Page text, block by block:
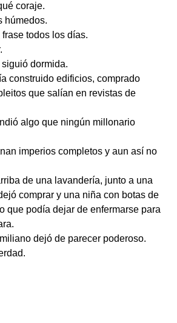
coraje.
húmedos.
todos los días.
dormida.
construido edificios, comprado
que salían en revistas de
algo que ningún millonario
imperios completos y aun así no
de una lavandería, junto a una
comprar y una niña con botas de
que podía dejar de enfermarse para
dejó de parecer poderoso.